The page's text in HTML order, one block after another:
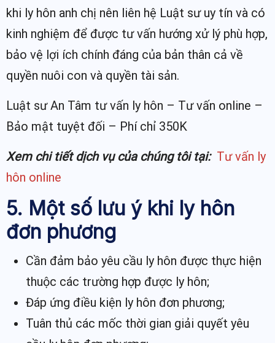
khi ly hôn anh chị nên liên hệ Luật sư uy tín và có
kinh nghiệm để được tư vấn hướng xử lý phù hợp,
bảo vệ lợi ích chính đáng của bản thân cả về
quyền nuôi con và quyền tài sản.
Luật sư An Tâm tư vấn ly hôn – Tư vấn online –
Bảo mật tuyệt đối – Phí chỉ 350K
Xem chi tiết dịch vụ của chúng tôi tại: Tư vấn ly
hôn online
5. Một số lưu ý khi ly hôn
đơn phương
Cần đảm bảo yêu cầu ly hôn được thực hiện
thuộc các trường hợp được ly hôn;
Đáp ứng điều kiện ly hôn đơn phương;
Tuân thủ các mốc thời gian giải quyết yêu